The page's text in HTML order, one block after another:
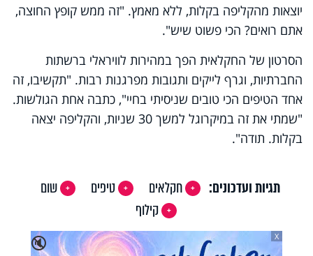
יוצאות מהקליפה בקלות, ללא מאמץ. "זה ממש קופץ החוצה,
אתם רואים? הכי פשוט שיש".
הסרטון של החקלאית הפך במהירות לוויראלי ברשתות
החברתיות, וגרף לייקים ותגובות מפרגנות רבות. "תקשיבו, זה
אחד הטיפים הכי טובים שניסיתי בחיי", כתבה אחת הגולשות.
"שמתי את זה במיקרוגל למשך 30 שניות, והקליפה יצאה
בקלות. תודה".
תגיות ועדכונים: חקלאים טיפים
שום
קילוף
🔇
X